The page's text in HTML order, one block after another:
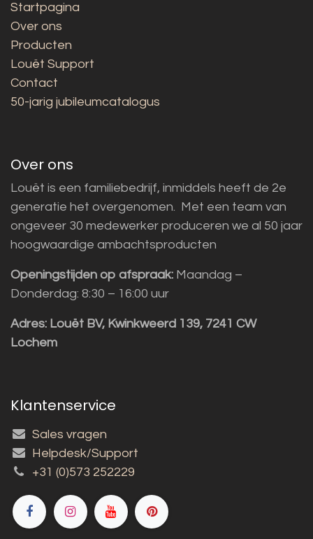
Startpagina
Over ons
Producten
Louët Support
Contact
50-jarig jubileumcatalogus
Over ons
Louët is een familiebedrijf, inmiddels heeft de 2e
generatie het overgenomen. Met een team van
ongeveer 30 medewerker produceren we al 50 jaar
hoogwaardige ambachtsproducten
Openingstijden op afspraak: Maandag –
Donderdag: 8:30 – 16:00 uur
Adres: Louët BV, Kwinkweerd 139, 7241 CW
Lochem
Klantenservice
Sales vragen
Helpdesk/Support
+31 (0)573 252229